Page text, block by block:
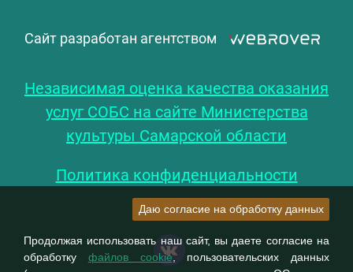
Сайт разработан агентством
Независимая оценка качества оказания
услуг СОБС на сайте Министерства
культуры Самарской области
Политика конфиденциальности
Даю согласие на обработку данных
Продолжая использовать наш сайт, вы даете согласие на
обработку файлов cookie, пользовательских данных